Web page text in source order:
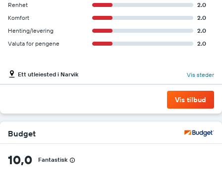
Renhet
2.0
Komfort
2.0
Henting/levering
2.0
Valuta for pengene
2.0
Ett utleiested i Narvik Vis steder
Vis tilbud
Budget
10,0 Fantastisk